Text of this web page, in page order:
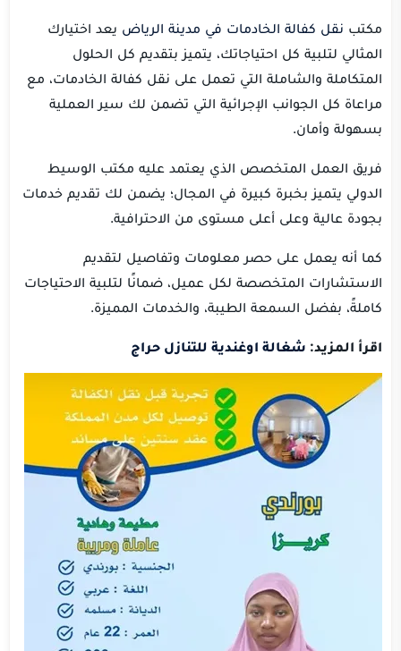
مكتب نقل كفالة الخادمات في مدينة الرياض يعد اختيارك
المثالي لتلبية كل احتياجاتك، يتميز بتقديم كل الحلول
المتكاملة والشاملة التي تعمل على نقل كفالة الخادمات، مع
مراعاة كل الجوانب الإجرائية التي تضمن لك سير العملية
بسهولة وأمان.
فريق العمل المتخصص الذي يعتمد عليه مكتب الوسيط
الدولي يتميز بخبرة كبيرة في المجال؛ يضمن لك تقديم خدمات
بجودة عالية وعلى أعلى مستوى من الاحترافية.
كما أنه يعمل على حصر معلومات وتفاصيل لتقديم
الاستشارات المتخصصة لكل عميل، ضمانًا لتلبية الاحتياجات
كاملةً، بفضل السمعة الطيبة، والخدمات المميزة.
اقرأ المزيد: شغالة اوغندية للتنازل حراج